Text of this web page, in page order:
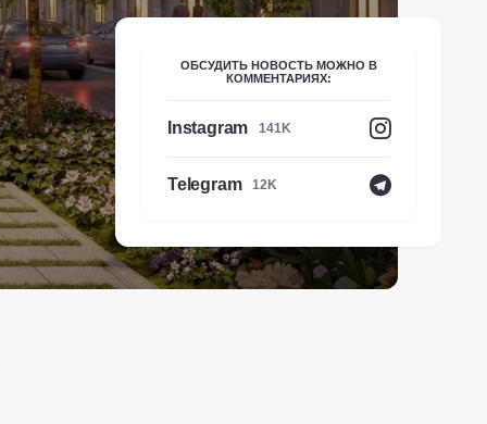
ОБСУДИТЬ НОВОСТЬ МОЖНО В
КОММЕНТАРИЯХ:
Instagram 141K
Telegram 12K